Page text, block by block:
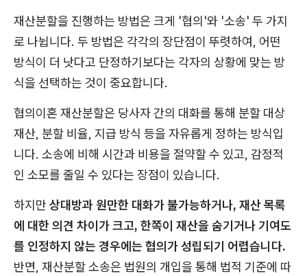
재산분할을 진행하는 방법은 크게 '협의'와 '소송' 두 가지
로 나뉩니다. 두 방법은 각각의 장단점이 뚜렷하여, 어떤
방식이 더 낫다고 단정하기보다는 각자의 상황에 맞는 방
식을 선택하는 것이 중요합니다.
협의이혼 재산분할은 당사자 간의 대화를 통해 분할 대상
재산, 분할 비율, 지급 방식 등을 자유롭게 정하는 방식입
니다. 소송에 비해 시간과 비용을 절약할 수 있고, 감정적
인 소모를 줄일 수 있다는 장점이 있습니다.
하지만 상대방과 원만한 대화가 불가능하거나, 재산 목록
에 대한 의견 차이가 크고, 한쪽이 재산을 숨기거나 기여도
를 인정하지 않는 경우에는 협의가 성립되기 어렵습니다.
반면, 재산분할 소송은 법원의 개입을 통해 법적 기준에 따